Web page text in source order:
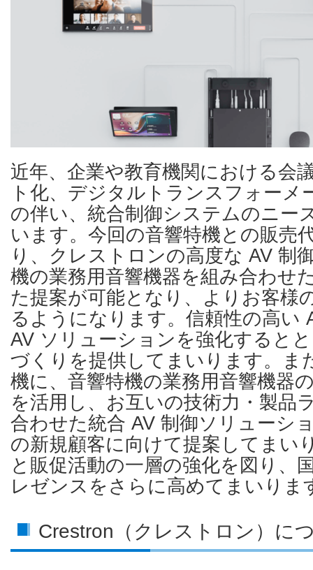
近年、企業や教育機関における会
ト化、デジタルトランスフォーメ
の伴い、統合制御システムのニー
います。今回の音響特機との販売
り、クレストロンの高度な AV 制
機の業務用音響機器を組み合わせ
た提案が可能となり、よりお客様
るようになります。信頼性の高い
AV ソリューションを強化すると
づくりを提供してまいります。ま
機に、音響特機の業務用音響機器
を活用し、お互いの技術力・製品
合わせた統合 AV 制御ソリューシ
の新規顧客に向けて提案してまい
と販促活動の一層の強化を図り、
レゼンスをさらに高めてまいりま
Crestron（クレストロン）に